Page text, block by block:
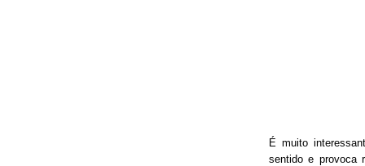
É muito
sentido e provoca